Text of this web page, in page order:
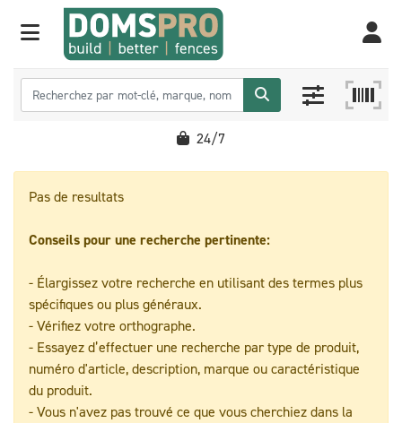
24/7
Pas de resultats
Conseils pour une recherche pertinente:
- Élargissez votre recherche en utilisant des termes plus
spécifiques ou plus généraux.
- Vérifiez votre orthographe.
- Essayez d’effectuer une recherche par type de produit,
numéro d'article, description, marque ou caractéristique
du produit.
- Vous n'avez pas trouvé ce que vous cherchiez dans la